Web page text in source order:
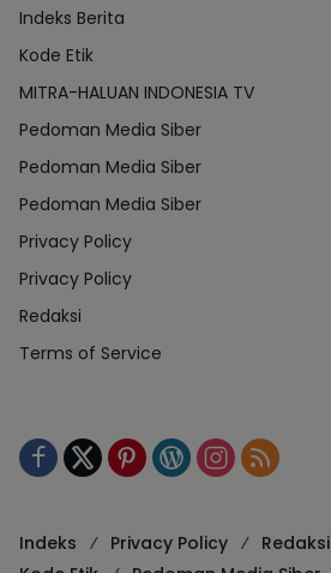
Indeks Berita
Kode Etik
MITRA-HALUAN INDONESIA TV
Pedoman Media Siber
Pedoman Media Siber
Pedoman Media Siber
Privacy Policy
Privacy Policy
Redaksi
Terms of Service
Indeks Privacy Policy Redaksi